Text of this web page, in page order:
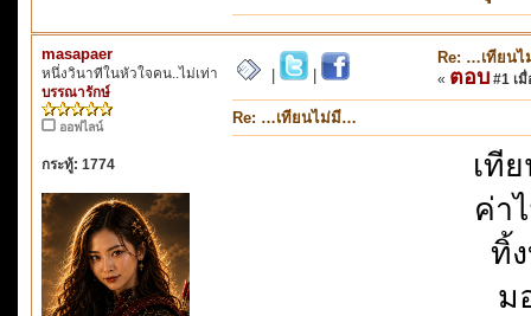
masapaer
หนึ่งวินาทีในหัวใจคน..ไม่เท่า
บรรณารักษ์
ออฟไลน์
กระทู้: 1774
Re: …เทียน
« ตอบ #1 เมื่
Re: …เทียนไม่มี…
เที
ค่า
ทิ้
ม